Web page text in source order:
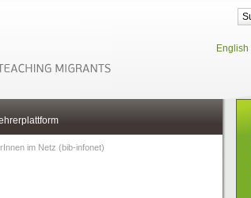
English
im Netz (bib-infonet)